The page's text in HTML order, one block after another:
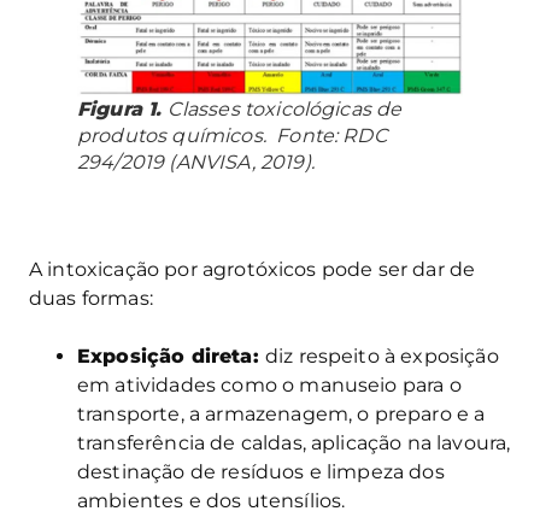
Figura 1. Classes toxicológicas de
produtos químicos. Fonte: RDC
294/2019 (ANVISA, 2019).
A intoxicação por agrotóxicos pode ser dar de
duas formas:
Exposição direta: diz respeito à exposição
em atividades como o manuseio para o
transporte, a armazenagem, o preparo e a
transferência de caldas, aplicação na lavoura,
destinação de resíduos e limpeza dos
ambientes e dos utensílios.